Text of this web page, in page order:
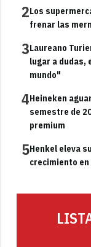
2Los
frenar las
3Laureano
lugar a dudas,
mundo"
4Heineken
semestre de
premium
5Henkel eleva
crecimiento